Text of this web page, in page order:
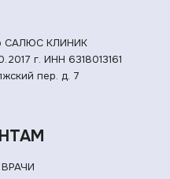
САЛЮС КЛИНИК
г. ИНН 6318013161
пер. д. 7